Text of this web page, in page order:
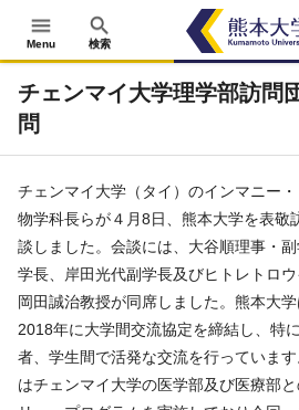
menu
Menu
search
検索
チェンマイ大学理学部訪問
問
チェンマイ大学（タイ）のインマニー
物学科長らが４月8日、熊本大学を表敬
談しました。会談には、大谷順理事・
学長、岸田光代副学長及びヒトレトロ
岡田誠治教授が同席しました。熊本大
2018年に大学間交流協定を締結し、特
者、学生間で活発な交流を行っていま
はチェンマイ大学の医学部及び医療部